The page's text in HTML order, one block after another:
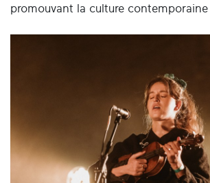
promouvant la culture contemporaine